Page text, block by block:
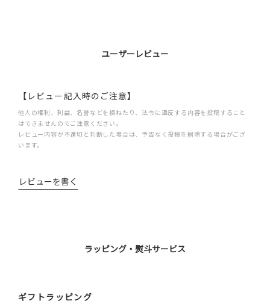
ユーザーレビュー
【レビュー記入時のご注意】
他人の権利、利益、名誉などを損ねたり、法令に違反する内容を投稿すること
はできませんのでご注意ください。
レビュー内容が不適切と判断した場合は、予告なく投稿を削除する場合がござ
います。
レビューを書く
ラッピング・熨斗サービス
ギフトラッピング